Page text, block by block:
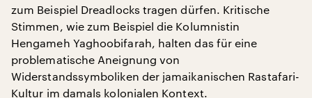
zum Beispiel Dreadlocks tragen dürfen. Kritische
Stimmen, wie zum Beispiel die Kolumnistin
Hengameh Yaghoobifarah, halten das für eine
problematische Aneignung von
Widerstandssymboliken der jamaikanischen Rastafari-
Kultur im damals kolonialen Kontext.